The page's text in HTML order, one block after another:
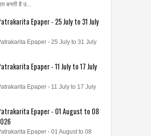
अभियान" को मिला जनसमर्थन
16
2026
बनती है उ...
Epaper - 25 July to 31 July
Epaper - 25 July to 31 July
Epaper - 11 July to 17 July
Epaper - 11 July to 17 July
Epaper - 01 August to 08
Epaper - 01 August to 08